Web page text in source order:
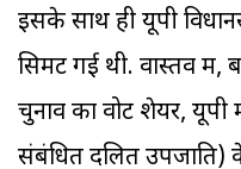
इसके साथ ही यूपी
सिमट गई थी. वास्तव में,
चुनाव का वोट शेयर, यूपी
संबंधित दलित